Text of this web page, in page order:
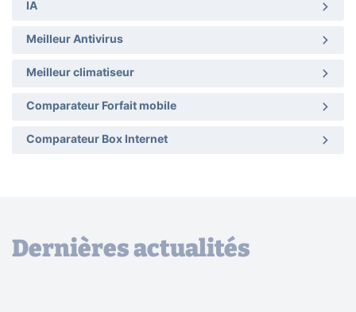
IA
Meilleur Antivirus
Meilleur climatiseur
Comparateur Forfait mobile
Comparateur Box Internet
Dernières actualités